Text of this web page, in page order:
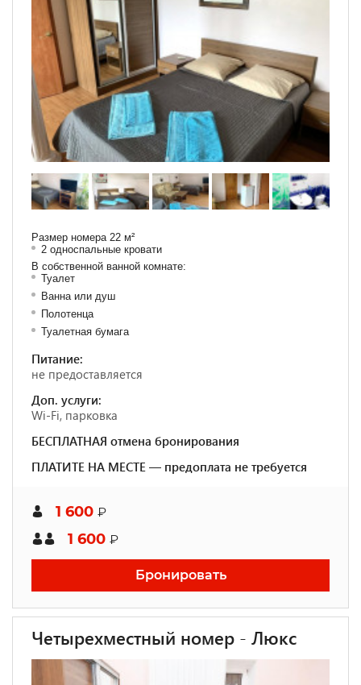
Размер номера 22 м²
2 односпальные кровати
В собственной ванной комнате:
Туалет
Ванна или душ
Полотенца
Туалетная бумага
Питание:
не предоставляется
Доп. услуги:
Wi-Fi, парковка
БЕСПЛАТНАЯ отмена бронирования
ПЛАТИТЕ НА МЕСТЕ — предоплата не требуется
1 600 ₽
1 600 ₽
Бронировать
Четырехместный номер - Люкс